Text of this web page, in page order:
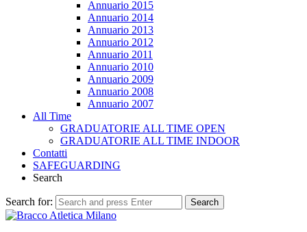
Annuario 2015
Annuario 2014
Annuario 2013
Annuario 2012
Annuario 2011
Annuario 2010
Annuario 2009
Annuario 2008
Annuario 2007
All Time
GRADUATORIE ALL TIME OPEN
GRADUATORIE ALL TIME INDOOR
Contatti
SAFEGUARDING
Search
Search for: Search